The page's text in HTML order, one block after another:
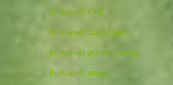
Βιολογικές ελιές
Βιολογικές ζωοτροφές
Βιολογικές μελισσοτροφές
Βιολογικές μπύρες